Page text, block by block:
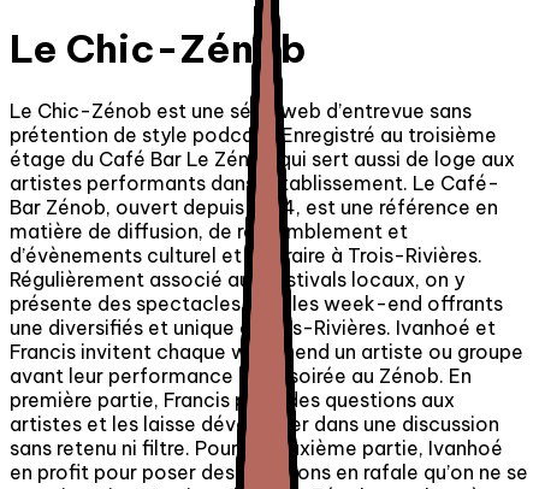
Le Chic-Zénob
Le Chic-Zénob est une série web d’entrevue sans
prétention de style podcast. Enregistré au troisième
étage du Café Bar Le Zénob qui sert aussi de loge aux
artistes performants dans l’établissement. Le Café-
Bar Zénob, ouvert depuis 1984, est une référence en
matière de diffusion, de rassemblement et
d’évènements culturel et littéraire à Trois-Rivières.
Régulièrement associé aux festivals locaux, on y
présente des spectacles tous les week-end offrants
une diversifiés et unique à Trois-Rivières. Ivanhoé et
Francis invitent chaque week-end un artiste ou groupe
avant leur performance de la soirée au Zénob. En
première partie, Francis pose des questions aux
artistes et les laisse développer dans une discussion
sans retenu ni filtre. Pour la deuxième partie, Ivanhoé
en profit pour poser des questions en rafale qu’on ne se